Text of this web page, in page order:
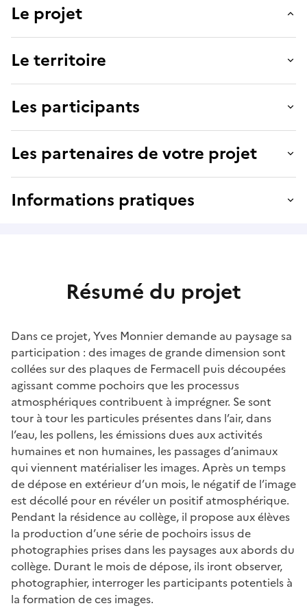
Le projet
Le territoire
Les participants
Les partenaires de votre projet
Informations pratiques
Résumé du projet
Dans ce projet, Yves Monnier demande au paysage sa
participation : des images de grande dimension sont
collées sur des plaques de Fermacell puis découpées
agissant comme pochoirs que les processus
atmosphériques contribuent à imprégner. Se sont
tour à tour les particules présentes dans l’air, dans
l’eau, les pollens, les émissions dues aux activités
humaines et non humaines, les passages d’animaux
qui viennent matérialiser les images. Après un temps
de dépose en extérieur d’un mois, le négatif de l’image
est décollé pour en révéler un positif atmosphérique.
Pendant la résidence au collège, il propose aux élèves
la production d’une série de pochoirs issus de
photographies prises dans les paysages aux abords du
collège. Durant le mois de dépose, ils iront observer,
photographier, interroger les participants potentiels à
la formation de ces images.